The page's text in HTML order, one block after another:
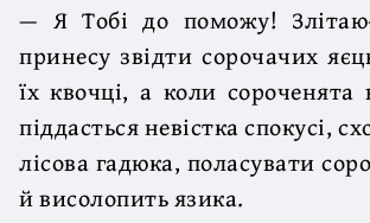
— Я Тобі до поможу!
принесу звідти сорочачих
їх квочці, а коли сороченята
піддасться невістка спокусі,
лісова гадюка, поласувати
й висолопить язика.